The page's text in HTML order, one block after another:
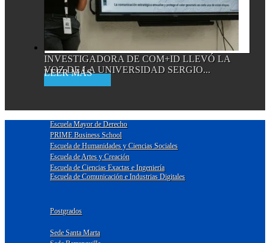
INVESTIGADORA DE COM+ID LLEVÓ LA
VOZ DE LA UNIVERSIDAD SERGIO...
Escuela Mayor de Derecho
PRIME Business School
Escuela de Humanidades y Ciencias Sociales
Escuela de Artes y Creación
Escuela de Ciencias Exactas e Ingeniería
Escuela de Comunicación e Industrias Digitales
Postgrados
Sede Santa Marta